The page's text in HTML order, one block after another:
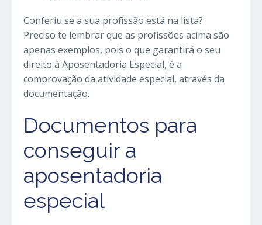
Conferiu se a sua profissão está na lista?
Preciso te lembrar que as profissões acima são
apenas exemplos, pois o que garantirá o seu
direito à Aposentadoria Especial, é a
comprovação da atividade especial, através da
documentação.
Documentos para
conseguir a
aposentadoria
especial